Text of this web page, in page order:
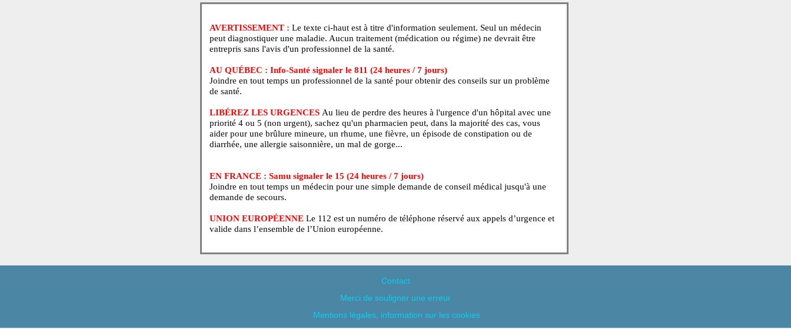
AVERTISSEMENT : Le texte ci-haut est à titre d'information seulement. Seul un médecin
peut diagnostiquer une maladie. Aucun traitement (médication ou régime) ne devrait être
AU QUÉBEC : Info-Santé signaler le 811 (24 heures / 7 jours)
Joindre en tout temps un professionnel de la santé pour obtenir des conseils sur un problème
LIBÉREZ LES URGENCES Au lieu de perdre des heures à l'urgence d'un hôpital avec une
priorité 4 ou 5 (non urgent), sachez qu'un pharmacien peut, dans la majorité des cas, vous
aider pour une brûlure mineure, un rhume, une fièvre, un épisode de constipation ou de
diarrhée, une allergie saisonnière, un mal de gorge...
Le 112 est un numéro de téléphone réservé aux appels d’urgence et
valide dans l’ensemble de l’Union européenne.